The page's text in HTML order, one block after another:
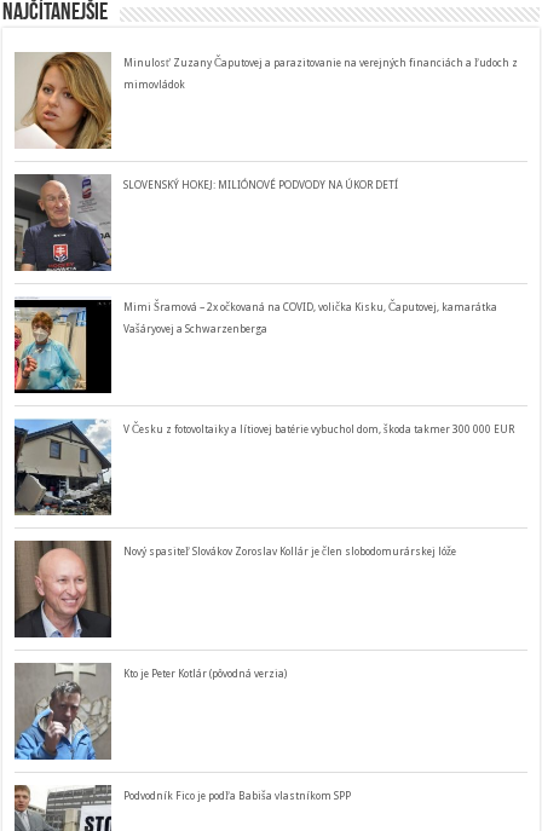
Najčítanejšie
Minulosť Zuzany Čaputovej a parazitovanie na verejných financiách a ľudoch z
mimovládok
SLOVENSKÝ HOKEJ: MILIÓNOVÉ PODVODY NA ÚKOR DETÍ
Mimi Šramová – 2x očkovaná na COVID, volička Kisku, Čaputovej, kamarátka
Vašáryovej a Schwarzenberga
V Česku z fotovoltaiky a lítiovej batérie vybuchol dom, škoda takmer 300 000 EUR
Nový spasiteľ Slovákov Zoroslav Kollár je člen slobodomurárskej lóže
Kto je Peter Kotlár (pôvodná verzia)
Podvodník Fico je podľa Babiša vlastníkom SPP